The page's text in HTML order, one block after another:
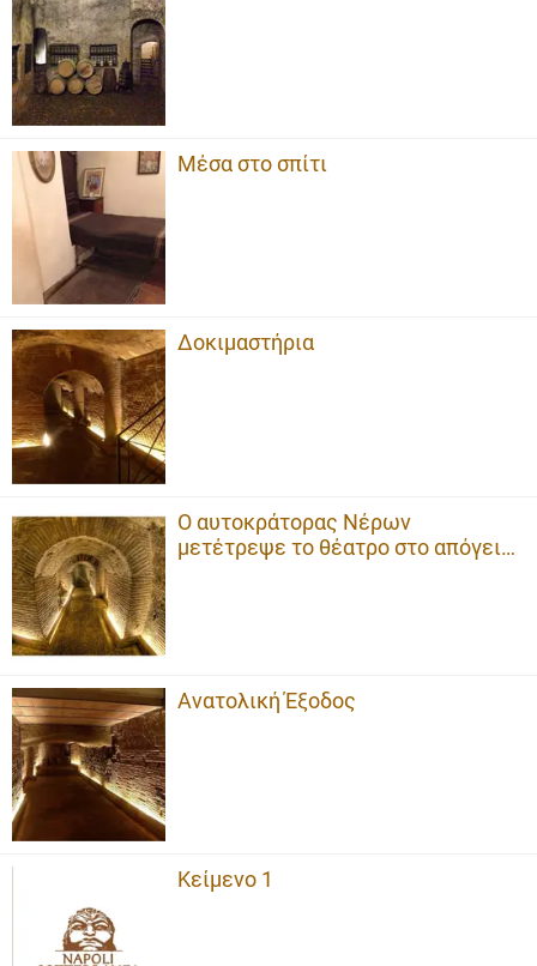
Μέσα στο σπίτι
Δοκιμαστήρια
Ο αυτοκράτορας Νέρων
μετέτρεψε το θέατρο στο απόγειο
Ανατολική Έξοδος
Κείμενο 1